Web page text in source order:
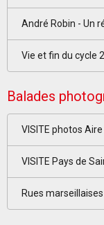
André Robin - Un
Vie et fin du cycle
Balades
VISITE photos Aire
VISITE Pays de
Rues marseillaises